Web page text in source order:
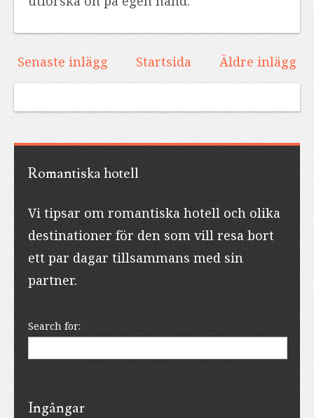
Senaste inlägg Äldre inlägg
Startsida
Romantiska hotell
Vi tipsar om romantiska hotell och olika
destinationer för den som vill resa bort
ett par dagar tillsammans med sin
partner.
Search for:
Ingångar